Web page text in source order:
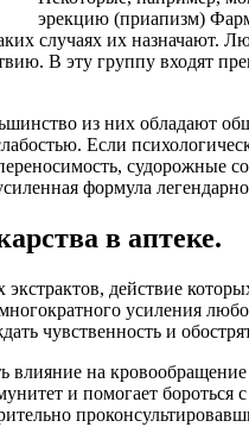
эрекцию (приапизм)
случаях их
В эту группу входят
из них
Если
судорожные
формула
в аптеке.
экстрактов, действие
усиления
чувственность и
на кровообращение
и помогает